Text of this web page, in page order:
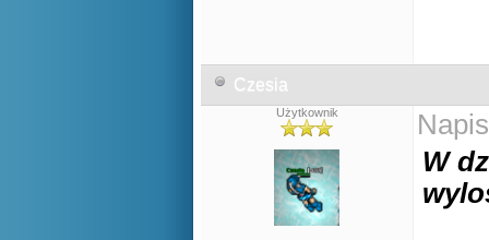
Czesia
Użytkownik
W